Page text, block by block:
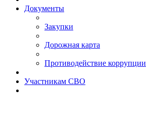
Документы
Закупки
Дорожная карта
Противодействие коррупции
Участникам СВО